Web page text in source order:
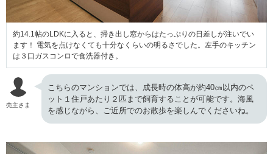
約14.1帖のLDKに入ると、掃き出し窓からはたっぷりの日差しが注いでい
ます！ 電気を点けなくても十分なくらいの明るさでした。左手のキッチン
は３口ガスコンロで食洗器付き。
売主さま
こちらのマンションでは、成長時の体高が約40㎝以内のペ
ット１住戸あたり２匹まで飼育することが可能です。海風
を感じながら、ご近所でのお散歩を楽しんでくださいね。